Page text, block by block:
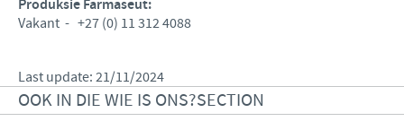
Produksie Farmaseut:
Vakant - +27 (0) 11 312 4088
Last update: 21/11/2024
OOK IN DIE WIE IS ONS?SECTION